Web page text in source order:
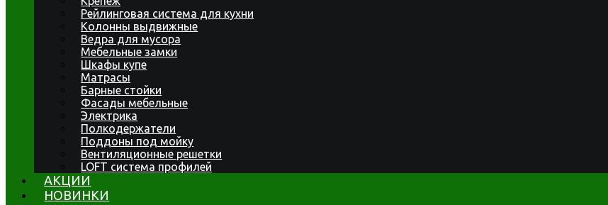
Рейлинговая система для кухни
Колонны выдвижные
Ведра для мусора
Мебельные замки
Шкафы купе
Матрасы
Барные стойки
Фасады мебельные
Электрика
Полкодержатели
Поддоны под мойку
Вентиляционные решетки
LOFT система профилей
АКЦИИ
НОВИНКИ